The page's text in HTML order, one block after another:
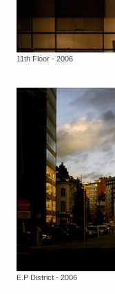
11th Floor - 2006
E.P District - 2006